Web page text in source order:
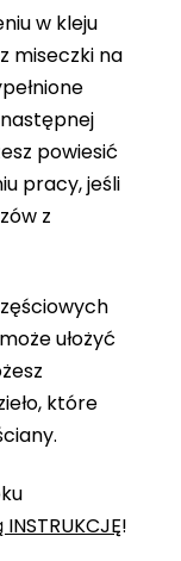
w kleju
miseczki na
powiesić
pracy, jeśli
z
ułożyć
które
!